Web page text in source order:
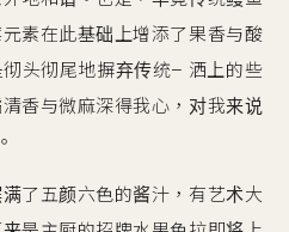
素在此基础上增添了果香与酸
头彻尾地摒弃传统– 洒上的些
香与微麻深得我心，对我来说
了五颜六色的酱汁，有艺术大